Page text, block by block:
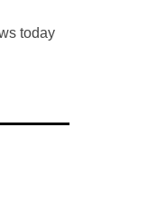
today